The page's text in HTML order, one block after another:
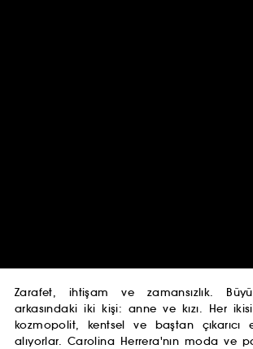
Zarafet, ihtişam ve zamansızlık.
arkasındaki iki kişi: anne ve kızı. Her
kozmopolit, kentsel ve baştan çıkarıcı
alıyorlar. Carolina Herrera'nın moda ve